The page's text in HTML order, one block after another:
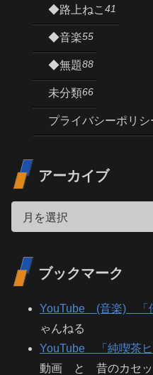
◆路上ねこ 41
◆音楽55
◆無題88
未分類66
プライバシーポリシ
アーカイブ
ブックマーク
YouTube (音楽) 「
ゃんねる
YouTube 「純喫茶ヒ
動画 と 昔のカセッ